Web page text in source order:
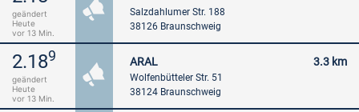
geändert
Heute
vor 13 Min.
Salzdahlumer Str. 188
38126 Braunschweig
2.189
geändert
Heute
vor 13 Min.
ARAL 3.3 km
Wolfenbütteler Str. 51
38124 Braunschweig